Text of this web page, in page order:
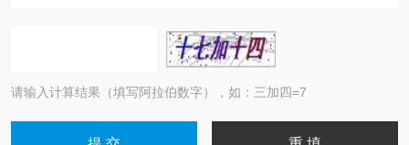
请输入计算结果（填写阿拉伯数字），如：三加四=7